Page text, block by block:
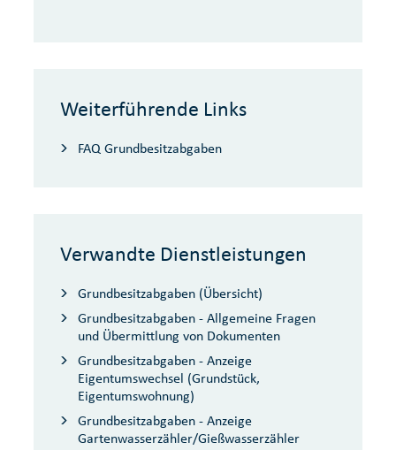
Weiterführende Links
FAQ Grundbesitzabgaben
Verwandte Dienstleistungen
Grundbesitzabgaben (Übersicht)
Grundbesitzabgaben - Allgemeine Fragen
und Übermittlung von Dokumenten
Grundbesitzabgaben - Anzeige
Eigentumswechsel (Grundstück,
Eigentumswohnung)
Grundbesitzabgaben - Anzeige
Gartenwasserzähler/Gießwasserzähler